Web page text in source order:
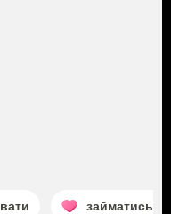
займатись